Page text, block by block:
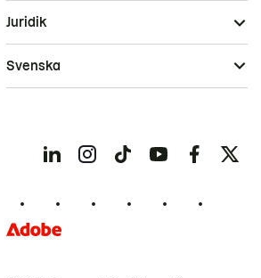
Juridik
Svenska